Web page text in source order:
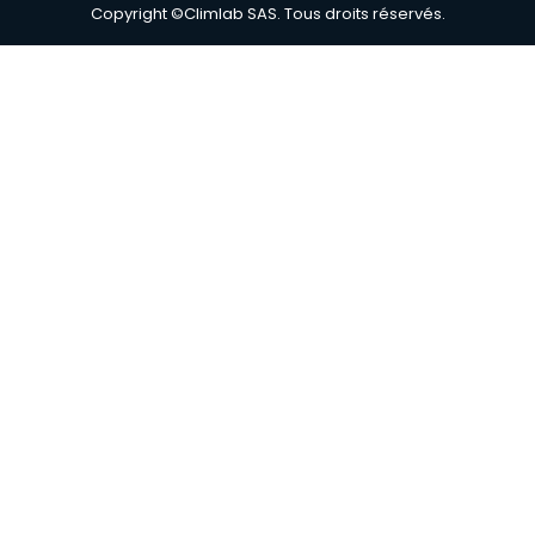
Copyright ©Climlab SAS. Tous droits réservés.